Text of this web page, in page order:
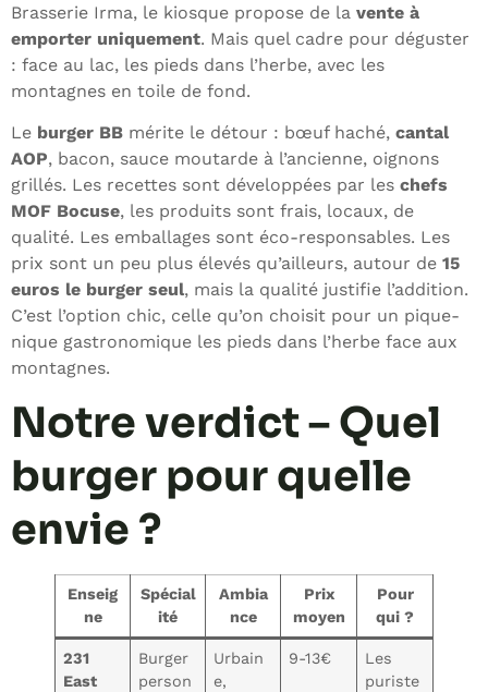
Brasserie Irma, le kiosque propose de la vente à
emporter uniquement. Mais quel cadre pour déguster
: face au lac, les pieds dans l’herbe, avec les
montagnes en toile de fond.
Le burger BB mérite le détour : bœuf haché, cantal
AOP, bacon, sauce moutarde à l’ancienne, oignons
grillés. Les recettes sont développées par les chefs
MOF Bocuse, les produits sont frais, locaux, de
qualité. Les emballages sont éco-responsables. Les
prix sont un peu plus élevés qu’ailleurs, autour de 15
euros le burger seul, mais la qualité justifie l’addition.
C’est l’option chic, celle qu’on choisit pour un pique-
nique gastronomique les pieds dans l’herbe face aux
montagnes.
Notre verdict – Quel
burger pour quelle
envie ?
Enseig
ne
Spécial
ité
Ambia
nce
Prix
moyen
Pour
qui ?
231
East
Burger
person
Urbain
e,
9-13€
Les
puriste